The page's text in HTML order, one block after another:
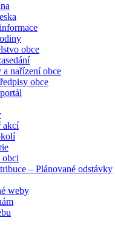
obce
a nařízení obce
obce
akcí
obci
– Plánované odstávky
weby